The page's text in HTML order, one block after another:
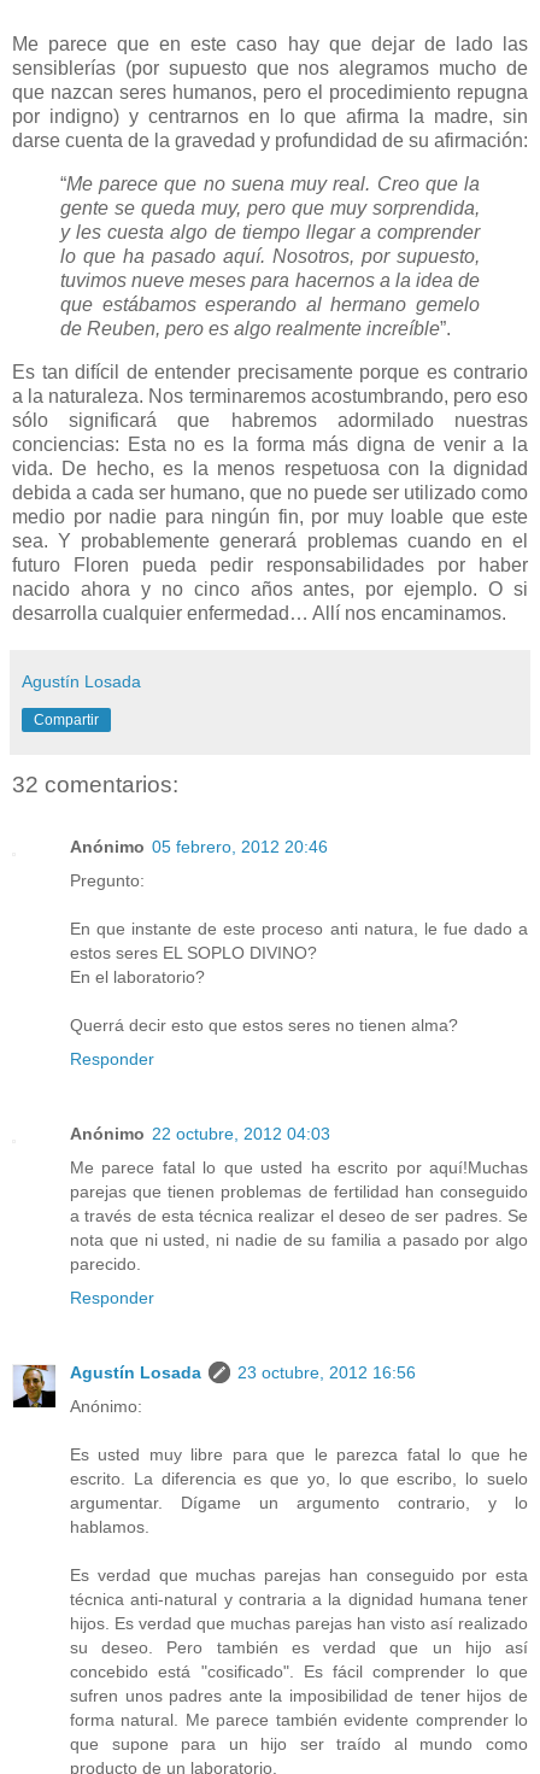
Me parece que en este caso hay que dejar de lado las
sensiblerías (por supuesto que nos alegramos mucho de
que nazcan seres humanos, pero el procedimiento repugna
por indigno) y centrarnos en lo que afirma la madre, sin
darse cuenta de la gravedad y profundidad de su afirmación:
“Me parece que no suena muy real. Creo que la
gente se queda muy, pero que muy sorprendida,
y les cuesta algo de tiempo llegar a comprender
lo que ha pasado aquí. Nosotros, por supuesto,
tuvimos nueve meses para hacernos a la idea de
que estábamos esperando al hermano gemelo
de Reuben, pero es algo realmente increíble”.
Es tan difícil de entender precisamente porque es contrario
a la naturaleza. Nos terminaremos acostumbrando, pero eso
sólo significará que habremos adormilado nuestras
conciencias: Esta no es la forma más digna de venir a la
vida. De hecho, es la menos respetuosa con la dignidad
debida a cada ser humano, que no puede ser utilizado como
medio por nadie para ningún fin, por muy loable que este
sea. Y probablemente generará problemas cuando en el
futuro Floren pueda pedir responsabilidades por haber
nacido ahora y no cinco años antes, por ejemplo. O si
desarrolla cualquier enfermedad… Allí nos encaminamos.
Agustín Losada
Compartir
32 comentarios:
Anónimo 05 febrero, 2012 20:46
Pregunto:
En que instante de este proceso anti natura, le fue dado a
estos seres EL SOPLO DIVINO?
En el laboratorio?
Querrá decir esto que estos seres no tienen alma?
Responder
Anónimo 22 octubre, 2012 04:03
Me parece fatal lo que usted ha escrito por aquí!Muchas
parejas que tienen problemas de fertilidad han conseguido
a través de esta técnica realizar el deseo de ser padres. Se
nota que ni usted, ni nadie de su familia a pasado por algo
parecido.
Responder
Agustín Losada
23 octubre, 2012 16:56
Anónimo:
Es usted muy libre para que le parezca fatal lo que he
escrito. La diferencia es que yo, lo que escribo, lo suelo
argumentar. Dígame un argumento contrario, y lo
hablamos.
Es verdad que muchas parejas han conseguido por esta
técnica anti-natural y contraria a la dignidad humana tener
hijos. Es verdad que muchas parejas han visto así realizado
su deseo. Pero también es verdad que un hijo así
concebido está "cosificado". Es fácil comprender lo que
sufren unos padres ante la imposibilidad de tener hijos de
forma natural. Me parece también evidente comprender lo
que supone para un hijo ser traído al mundo como
producto de un laboratorio.